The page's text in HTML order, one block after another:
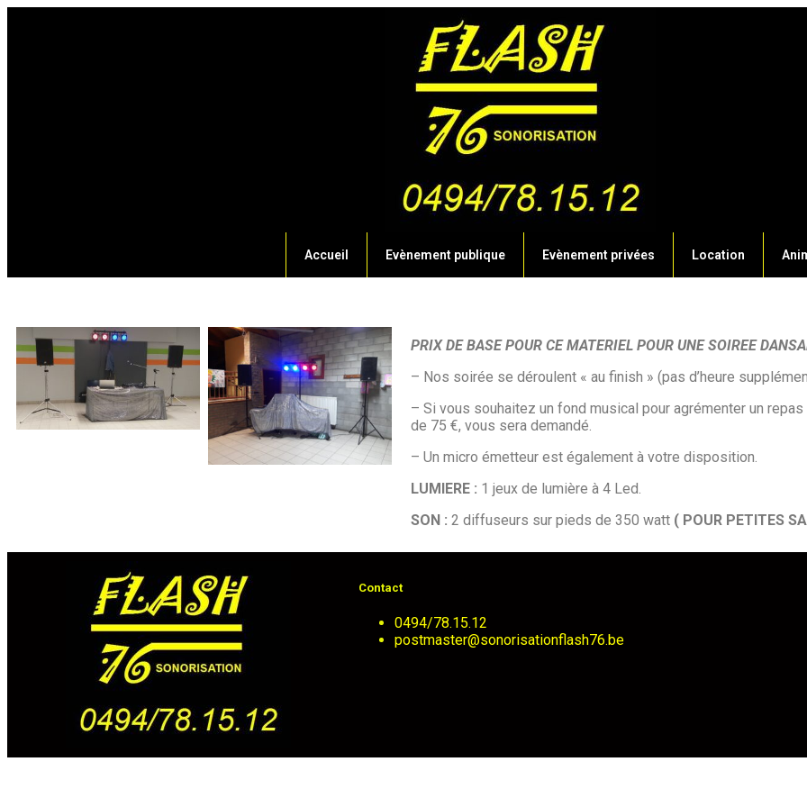
Accueil Evènement publique Evènement privées Location
PRIX DE BASE POUR CE MATERIEL POUR UNE SOIREE
– Nos soirée se déroulent « au finish » (pas d’heure
– Si vous souhaitez un fond musical pour agrémenter un
de 75 €, vous sera demandé.
– Un micro émetteur est également à votre disposition.
LUMIERE : 1 jeux de lumière à 4 Led.
SON : 2 diffuseurs sur pieds de 350 watt ( POUR PETITES
Contact
0494/78.15.12
postmaster@sonorisationflash76.be